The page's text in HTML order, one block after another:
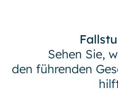
Sehen Sie,
den führenden